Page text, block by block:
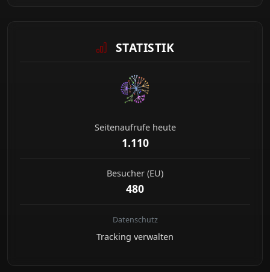
STATISTIK
Seitenaufrufe heute
1.110
Besucher (EU)
480
Datenschutz
Tracking verwalten